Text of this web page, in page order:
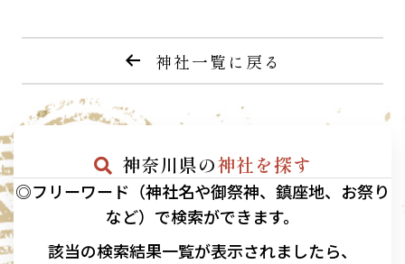
神社一覧に戻る
神奈川県の神社を探す
◎フリーワード（神社名や御祭神、鎮座地、お祭り
など）で検索ができます。
該当の検索結果一覧が表示されましたら、